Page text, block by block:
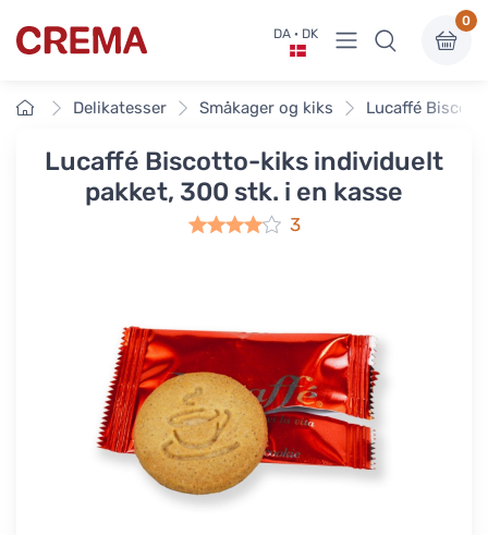
Crema DA · DK Vis undermenu
0
ForsideDelikatesser Småkager og kiks Lucaffé
Lucaffé Biscotto-kiks individuelt
pakket, 300 stk. i en kasse
3